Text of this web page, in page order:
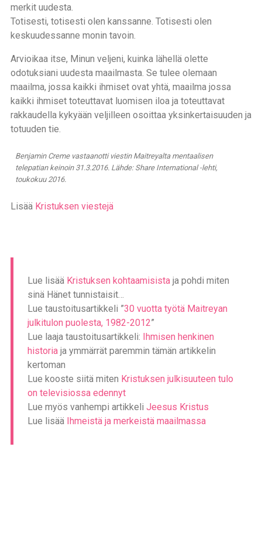
merkit uudesta.
Totisesti, totisesti olen kanssanne. Totisesti olen
keskuudessanne monin tavoin.
Arvioikaa itse, Minun veljeni, kuinka lähellä olette
odotuksiani uudesta maailmasta. Se tulee olemaan
maailma, jossa kaikki ihmiset ovat yhtä, maailma jossa
kaikki ihmiset toteuttavat luomisen iloa ja toteuttavat
rakkaudella kykyään veljilleen osoittaa yksinkertaisuuden ja
totuuden tie.
Benjamin Creme vastaanotti viestin Maitreyalta mentaalisen
telepatian keinoin 31.3.2016. Lähde: Share International -lehti,
toukokuu 2016.
Lisää Kristuksen viestejä
Lue lisää Kristuksen kohtaamisistaja pohdi miten
sinä Hänet tunnistaisit…
Lue taustoitusartikkeli ”30 vuotta työtä Maitreyan
julkitulon puolesta, 1982-2012”
Lue laaja taustoitusartikkeli: Ihmisen henkinen
historiaja ymmärrät paremmin tämän artikkelin
kertoman
Lue kooste siitä miten Kristuksen julkisuuteen tulo
on televisiossa edennyt
Lue myös vanhempi artikkeli Jeesus Kristus
Lue lisää Ihmeistä ja merkeistä maailmassa